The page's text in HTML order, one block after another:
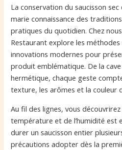
La conservation du saucisson
marie connaissance des
pratiques du quotidien. Chez
Restaurant explore les méthodes
innovations modernes pour
produit emblématique. De la
hermétique, chaque geste
texture, les arômes et la couleur
Au fil des lignes, vous
température et de l’humidité est
durer un saucisson entier
précautions adopter dès la